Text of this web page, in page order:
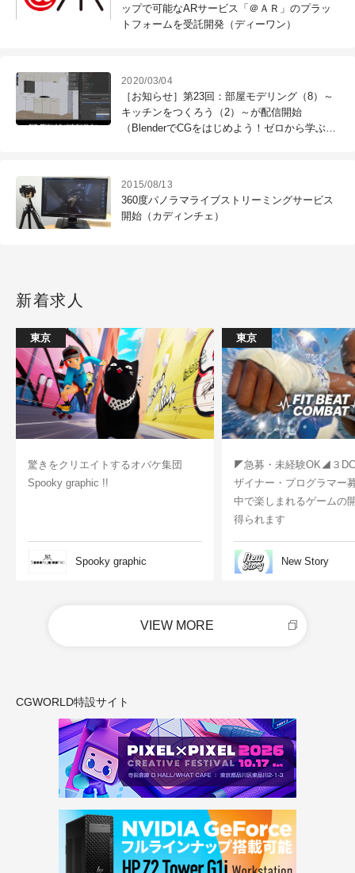
ップで可能なARサービス「＠ＡＲ」のプラッ
トフォームを受託開発（ディーワン）
2020/03/04
［お知らせ］第23回：部屋モデリング（8）～
キッチンをつくろう（2）～が配信開始
（BlenderでCGをはじめよう！ゼロから学ぶ
2015/08/13
360度パノラマライブストリーミングサービス
開始（カディンチェ）
新着求人
東京
驚きをクリエイトするオバケ集団
Spooky graphic !!
Spooky graphic
東京
◤急募・未経験OK◢３
ザイナー・プログラマー
中で楽しまれるゲームの
得られます
New Story
VIEW MORE
CGWORLD特設サイト